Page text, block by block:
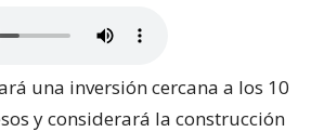
una inversión cercana a los 10
y considerará la construcción